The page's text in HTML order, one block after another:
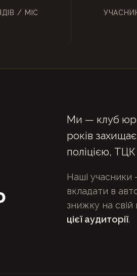
/ МІС
Ми — клуб
років
поліцією,
Наші учасники
вкладати в
знижку на
цієї аудиторії.